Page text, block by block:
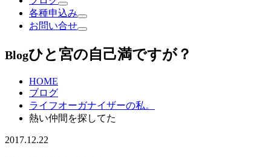
各種申込み
お問い合せ
Blogひと宮の自己満ですが？
HOME
ブログ
ライフオーガナイザーの私。
熱い仲間を探してた
2017.12.22